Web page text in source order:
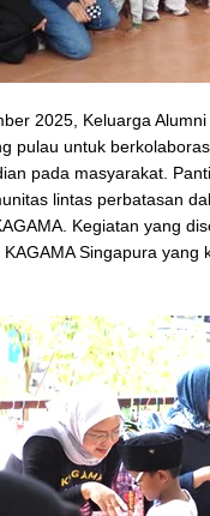
2025, Keluarga
pulau untuk
pada masyarakat.
lintas perbatasan
Kegiatan yang
Singapura